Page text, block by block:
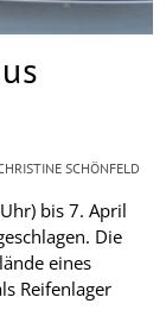
bis 7. April
Die
eines
Reifenlager
SCHÖNFELD